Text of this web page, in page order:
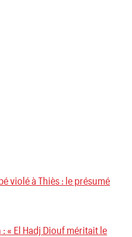
violé à Thiès : le présumé
: « El Hadj Diouf méritait le